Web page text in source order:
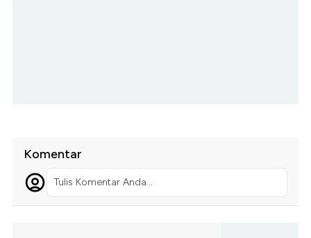
Komentar
Tulis Komentar Anda...